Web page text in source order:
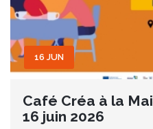
16 JUN
Café Créa à la
16 juin 2026